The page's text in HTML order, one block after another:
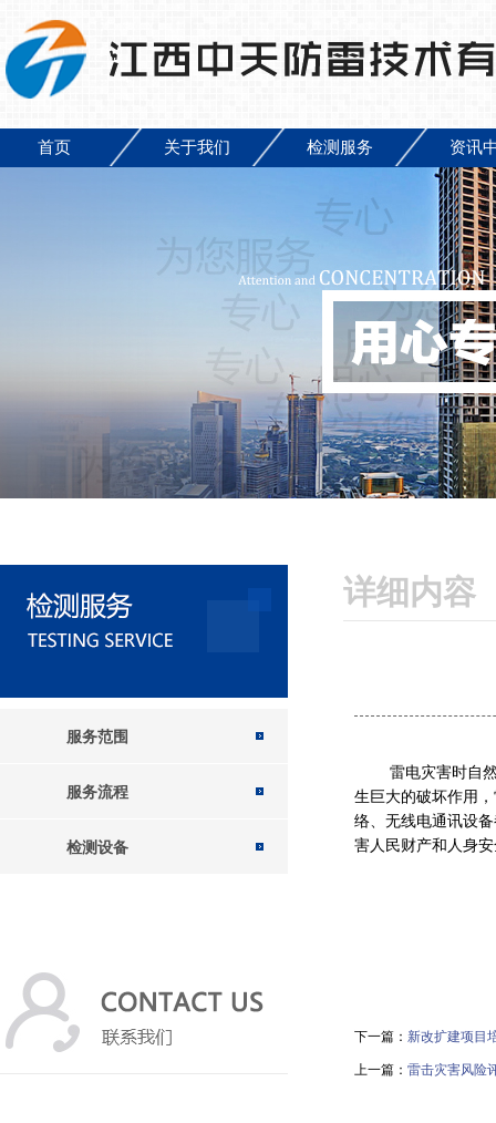
首页 关于我们 检测服务 资讯
服务范围
服务流程
检测设备
详细内容
雷电灾害时自
生巨大的破坏作用
络、无线电通讯设
害人民财产和人身
下一篇： 新改扩建项目
上一篇： 雷击灾害风险